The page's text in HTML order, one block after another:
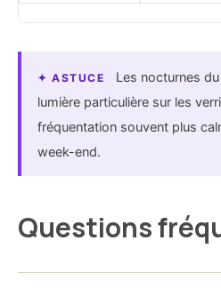
✦ ASTUCE
Les nocturnes
lumière particulière sur les
fréquentation souvent plus
week-end.
Questions